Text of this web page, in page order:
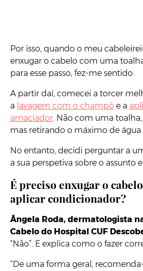
Por isso, quando o meu
enxugar o cabelo com uma
para esse passo, fez-me sentido.
A partir daí, comecei a torcer
a lavagem com o champô e a
amaciador. Não com uma
mas retirando o máximo de água
No entanto, decidi perguntar a
a sua perspetiva sobre o assunto
É preciso enxugar o
aplicar condicionador?
Ângela Roda, dermatologista
Cabelo do Hospital CUF
“Não”. E explica como o fazer
“De uma forma geral,